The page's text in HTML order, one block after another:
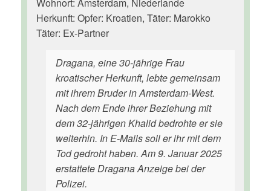
Herkunft: Opfer: Kroatien, Täter: Marokko
Täter: Ex-Partner
Dragana, eine 30-jährige Frau
kroatischer Herkunft, lebte gemeinsam
mit ihrem Bruder in Amsterdam-West.
Nach dem Ende ihrer Beziehung mit
dem 32-jährigen Khalid bedrohte er sie
weiterhin. In E-Mails soll er ihr mit dem
Tod gedroht haben. Am 9. Januar 2025
erstattete Dragana Anzeige bei der
Polizei.